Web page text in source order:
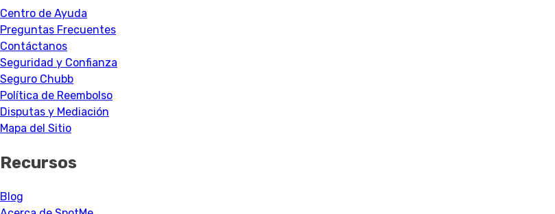
Centro de Ayuda
Preguntas Frecuentes
Contáctanos
Seguridad y Confianza
Seguro Chubb
Política de Reembolso
Disputas y Mediación
Mapa del Sitio
Recursos
Blog